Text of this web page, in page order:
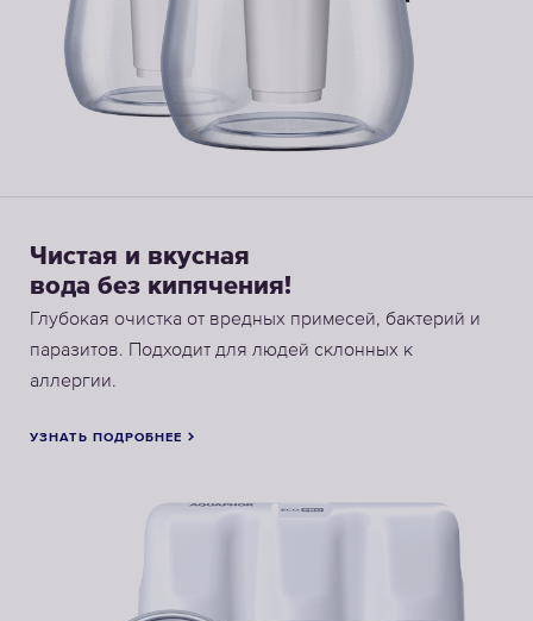
Чистая и вкусная
вода без кипячения!
Глубокая очистка от вредных примесей, бактерий и
паразитов. Подходит для людей склонных к
аллергии.
УЗНАТЬ ПОДРОБНЕЕ